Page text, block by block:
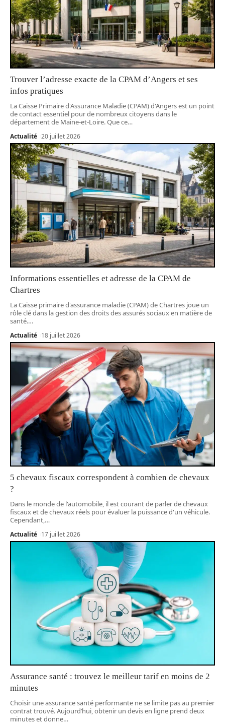
Trouver l’adresse exacte de la CPAM d’Angers et ses
infos pratiques
La Caisse Primaire d'Assurance Maladie (CPAM) d'Angers est un point
de contact essentiel pour de nombreux citoyens dans le
département de Maine-et-Loire. Que ce…
Actualité 20 juillet 2026
Informations essentielles et adresse de la CPAM de
Chartres
La Caisse primaire d'assurance maladie (CPAM) de Chartres joue un
rôle clé dans la gestion des droits des assurés sociaux en matière de
santé.…
Actualité 18 juillet 2026
5 chevaux fiscaux correspondent à combien de chevaux
?
Dans le monde de l'automobile, il est courant de parler de chevaux
fiscaux et de chevaux réels pour évaluer la puissance d'un véhicule.
Cependant,…
Actualité 17 juillet 2026
Assurance santé : trouvez le meilleur tarif en moins de 2
minutes
Choisir une assurance santé performante ne se limite pas au premier
contrat trouvé. Aujourd’hui, obtenir un devis en ligne prend deux
minutes et donne…